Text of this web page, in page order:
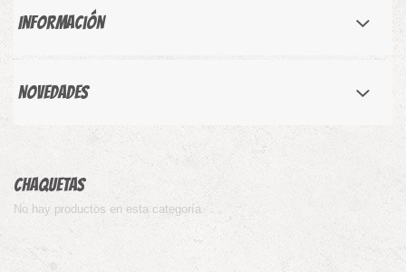
Información
Novedades
Chaquetas
No hay productos en esta categoría